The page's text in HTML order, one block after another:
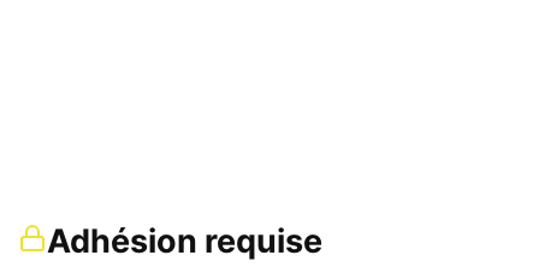
Adhésion requise